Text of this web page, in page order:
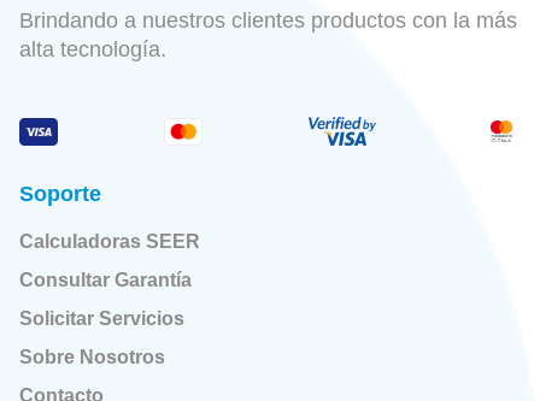
Brindando a nuestros clientes productos con la más
alta tecnología.
Soporte
Calculadoras SEER
Consultar Garantía
Solicitar Servicios
Sobre Nosotros
Contacto